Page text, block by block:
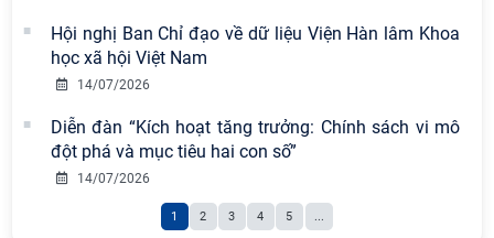
Hội nghị Ban Chỉ đạo về dữ liệu Viện Hàn lâm Khoa
học xã hội Việt Nam
14/07/2026
Diễn đàn “Kích hoạt tăng trưởng: Chính sách vi mô
đột phá và mục tiêu hai con số”
14/07/2026
1 2 3 4 5 ...
Tọa đàm Giao lưu chuyên đề về
những kinh nghiệm quan trọng của
Đảng Cộng sản Trung Quốc và Đảng
sự nghiệp xây dựng chủ nghĩa xã hội
Hội nghị Lãnh đạo Viện Hàn lâm
Khoa học xã hội Việt Nam làm việc
với Ban Chủ nhiệm các Chương trình